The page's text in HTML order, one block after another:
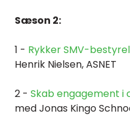
Sæson 2:
1 - Rykker SMV-
Henrik Nielsen, ASNET
2 - Skab engagement
med Jonas Kingo